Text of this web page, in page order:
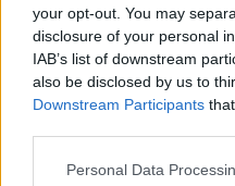
your opt-out. You may
disclosure of your personal
IAB’s list of downstream
also be disclosed by us to
Downstream Participants
Personal Data